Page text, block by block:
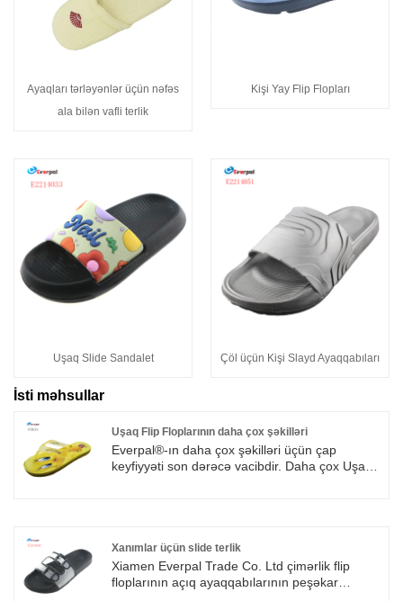
Ayaqları tərləyənlər üçün nəfəs
ala bilən vafli terlik
Kişi Yay Flip Flopları
Uşaq Slide Sandalet Çöl üçün Kişi Slayd Ayaqqabıları
İsti məhsullar
Uşaq Flip Floplarının daha çox şəkilləri
Everpal®-ın daha çox şəkilləri üçün çap
keyfiyyəti son dərəcə vacibdir. Daha çox Uşaq
uzun müddət davam edə bilər. İstilik ötürmə
çapı həmçinin gradient rənglərinin çapına
imkan verir.
Xanımlar üçün slide terlik
Xiamen Everpal Trade Co. Ltd çimərlik flip
floplarının açıq ayaqqabılarının peşəkar